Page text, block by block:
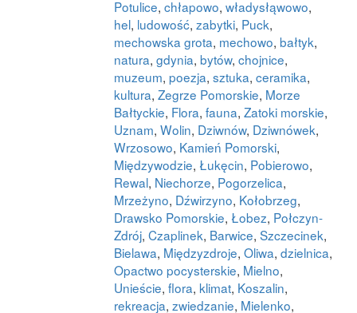
Potulice, chłapowo, władysłąwowo,
hel, ludowość, zabytki, Puck,
mechowska grota, mechowo, bałtyk,
natura, gdynia, bytów, chojnice,
muzeum, poezja, sztuka, ceramika,
kultura, Zegrze Pomorskie, Morze
Bałtyckie, Flora, fauna, Zatoki morskie,
Uznam, Wolin, Dziwnów, Dziwnówek,
Wrzosowo, Kamień Pomorski,
Międzywodzie, Łukęcin, Pobierowo,
Rewal, Niechorze, Pogorzelica,
Mrzeżyno, Dźwirzyno, Kołobrzeg,
Drawsko Pomorskie, Łobez, Połczyn-
Zdrój, Czaplinek, Barwice, Szczecinek,
Bielawa, Międzyzdroje, Oliwa, dzielnica,
Opactwo pocysterskie, Mielno,
Unieście, flora, klimat, Koszalin,
rekreacja, zwiedzanie, Mielenko,